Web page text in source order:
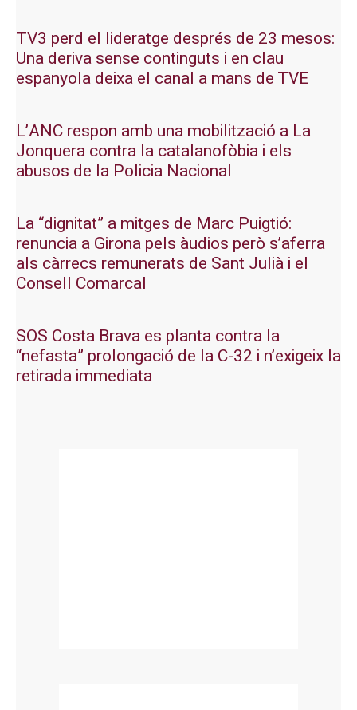
TV3 perd el lideratge després de 23 mesos:
Una deriva sense continguts i en clau
espanyola deixa el canal a mans de TVE
L’ANC respon amb una mobilització a La
Jonquera contra la catalanofòbia i els
abusos de la Policia Nacional
La “dignitat” a mitges de Marc Puigtió:
renuncia a Girona pels àudios però s’aferra
als càrrecs remunerats de Sant Julià i el
Consell Comarcal
SOS Costa Brava es planta contra la
“nefasta” prolongació de la C-32 i n’exigeix la
retirada immediata